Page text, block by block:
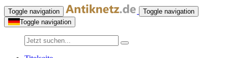
Toggle navigation
Toggle navigation
Toggle navigation